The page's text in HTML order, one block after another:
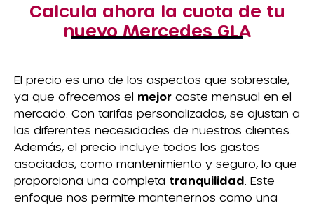
Calcula ahora la cuota de tu
nuevo Mercedes GLA
El precio es uno de los aspectos que sobresale,
ya que ofrecemos el mejor coste mensual en el
mercado. Con tarifas personalizadas, se ajustan a
las diferentes necesidades de nuestros clientes.
Además, el precio incluye todos los gastos
asociados, como mantenimiento y seguro, lo que
proporciona una completa tranquilidad . Este
enfoque nos permite mantenernos como una